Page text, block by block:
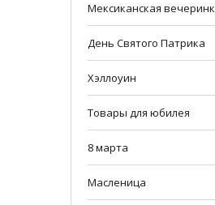
Мексиканская
День Святого Патрика
Хэллоуин
Товары для юбилея
8 марта
Масленица